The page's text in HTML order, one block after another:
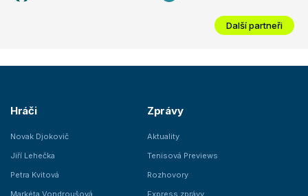
Další partneři
Hráči
Novak Djokovič
Jiří Lehečka
Petra Kvitová
Markéta Vondroušová
Zprávy
Aktuality
Tenisová Previews
Rozhovory
Express zprávy